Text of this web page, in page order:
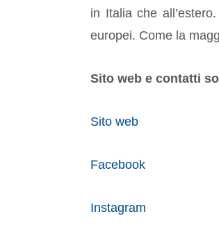
in Italia che
europei. Come la
Sito web e contatti
Sito web
Facebook
Instagram